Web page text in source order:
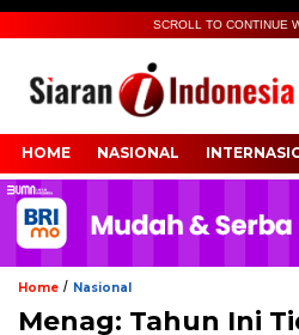
SCROLL TO CONTINUE
HOME NASIONAL
Home / Nasional
Menag: Tahun Ini